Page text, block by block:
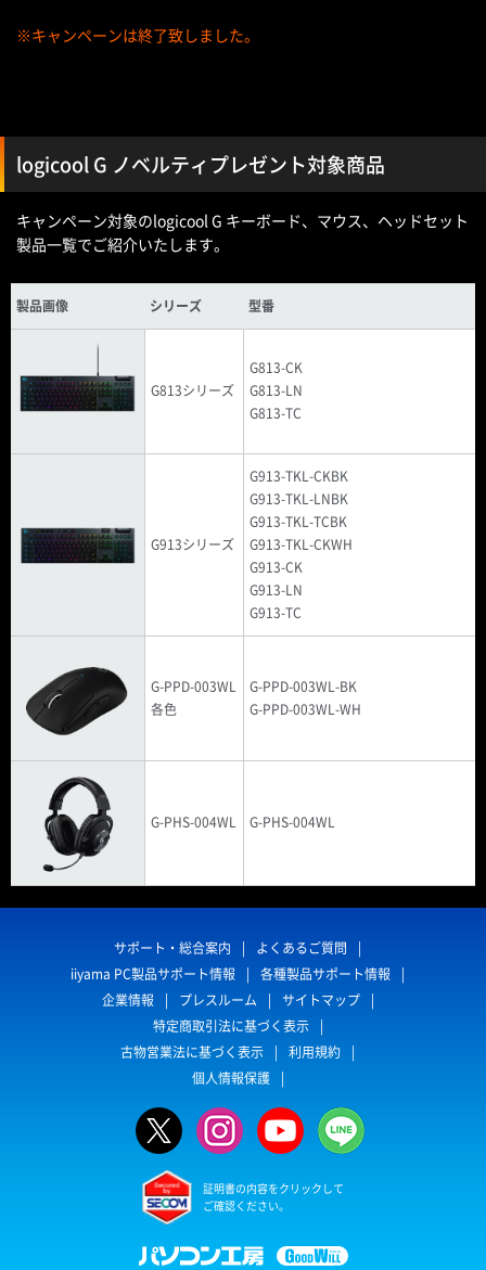
※キャンペーンは終了致しました。
logicool G ノベルティプレゼント対象商品
キャンペーン対象のlogicool G キーボード、マウス、ヘッドセット
製品一覧でご紹介いたします。
製品画像 シリーズ 型番
G813シリーズ
G813-CK
G813-LN
G813-TC
G913シリーズ
G913-TKL-CKBK
G913-TKL-LNBK
G913-TKL-TCBK
G913-TKL-CKWH
G913-CK
G913-LN
G913-TC
G-PPD-003WL
各色
G-PPD-003WL-BK
G-PPD-003WL-WH
G-PHS-004WL G-PHS-004WL
サポート・総合案内
よくあるご質問
iiyama PC製品サポート情報
各種製品サポート情報
企業情報
プレスルーム
サイトマップ
特定商取引法に基づく表示
古物営業法に基づく表示
利用規約
個人情報保護
証明書の内容をクリックして
ご確認ください。